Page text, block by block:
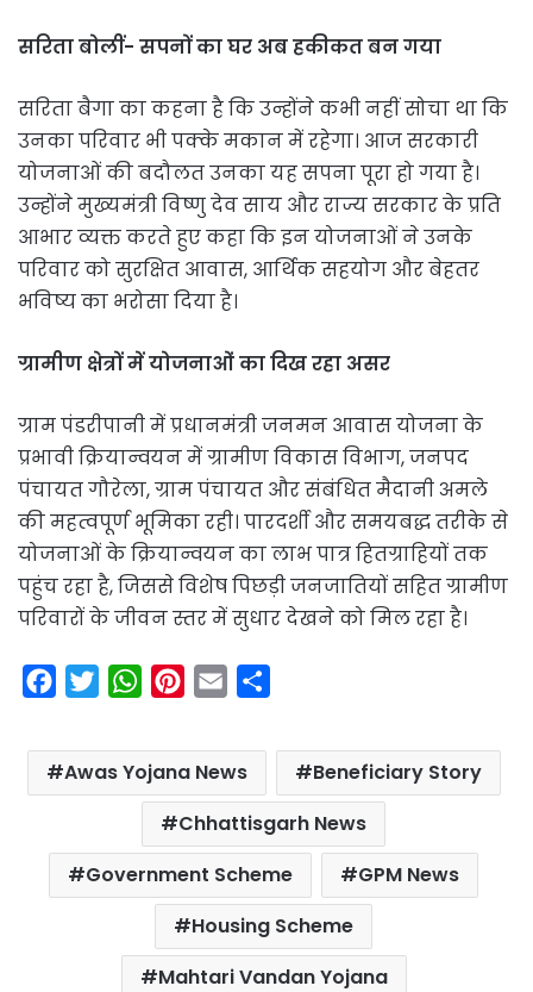
सरिता बोलीं- सपनों का घर अब हकीकत बन गया
सरिता बैगा का कहना है कि उन्होंने कभी नहीं सोचा था कि
उनका परिवार भी पक्के मकान में रहेगा। आज सरकारी
योजनाओं की बदौलत उनका यह सपना पूरा हो गया है।
उन्होंने मुख्यमंत्री विष्णु देव साय और राज्य सरकार के प्रति
आभार व्यक्त करते हुए कहा कि इन योजनाओं ने उनके
परिवार को सुरक्षित आवास, आर्थिक सहयोग और बेहतर
भविष्य का भरोसा दिया है।
ग्रामीण क्षेत्रों में योजनाओं का दिख रहा असर
ग्राम पंडरीपानी में प्रधानमंत्री जनमन आवास योजना के
प्रभावी क्रियान्वयन में ग्रामीण विकास विभाग, जनपद
पंचायत गौरेला, ग्राम पंचायत और संबंधित मैदानी अमले
की महत्वपूर्ण भूमिका रही। पारदर्शी और समयबद्ध तरीके से
योजनाओं के क्रियान्वयन का लाभ पात्र हितग्राहियों तक
पहुंच रहा है, जिससे विशेष पिछड़ी जनजातियों सहित ग्रामीण
परिवारों के जीवन स्तर में सुधार देखने को मिल रहा है।
c
e
o
i
t
e
r
W
a
t
A
p
n
t
e
r
e
s
t
a
i
l
a
e
Awas Yojana News
Beneficiary Story
Chhattisgarh News
Government Scheme
GPM News
Housing Scheme
Mahtari Vandan Yojana